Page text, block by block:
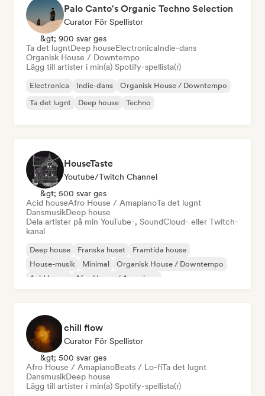
Palo Canto's Organic Techno Selection
Curator För Spellistor
&gt; 900 svar ges
Ta det lugntDeep houseElectronicaIndie-dans
Organisk House / Downtempo
Lägg till artister i min(a) Spotify-spellista(r)
Electronica Indie-dans
Organisk House / Downtempo
Ta det lugnt
Deep house Techno
HouseTaste
Youtube/Twitch Channel
&gt; 500 svar ges
Acid houseAfro House / AmapianoTa det lugnt
DansmusikDeep house
Dela artister på min YouTube-, SoundCloud- eller Twitch-
kanal
Deep house Franska huset
Framtida house
House-musik
Minimal
Organisk House / Downtempo
Acid house
Afro House / Amapiano
chill flow
Curator För Spellistor
&gt; 500 svar ges
Afro House / AmapianoBeats / Lo-fiTa det lugnt
DansmusikDeep house
Lägg till artister i min(a) Spotify-spellista(r)